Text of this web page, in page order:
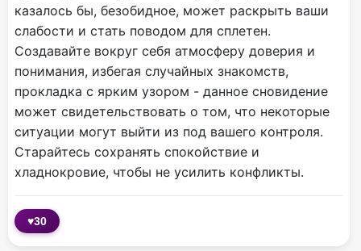
казалось бы, безобидное, может раскрыть ваши
слабости и стать поводом для сплетен.
Создавайте вокруг себя атмосферу доверия и
понимания, избегая случайных знакомств,
прокладка с ярким узором - данное сновидение
может свидетельствовать о том, что некоторые
ситуации могут выйти из под вашего контроля.
Старайтесь сохранять спокойствие и
хладнокровие, чтобы не усилить конфликты.
♥30